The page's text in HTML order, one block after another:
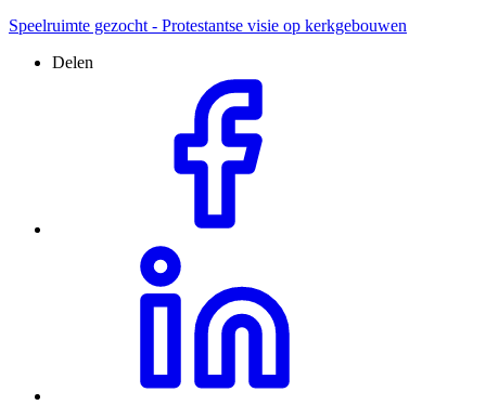
Speelruimte gezocht - Protestantse visie op kerkgebouwen
Delen